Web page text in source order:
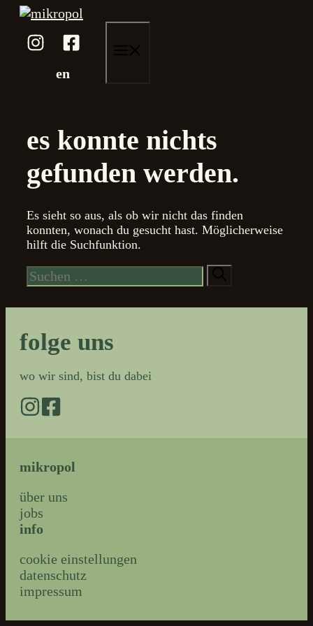
Zum
springen
en
es konnte nichts
gefunden werden.
Es sieht so aus, als ob wir nicht das finden
konnten, wonach du gesucht hast. Möglicherweise
hilft die Suchfunktion.
Suche
nach:
folge uns
wo wir sind, bist du dabei
mikropol
über uns
jobs
info
cookie einstellungen
datenschutz
impressum